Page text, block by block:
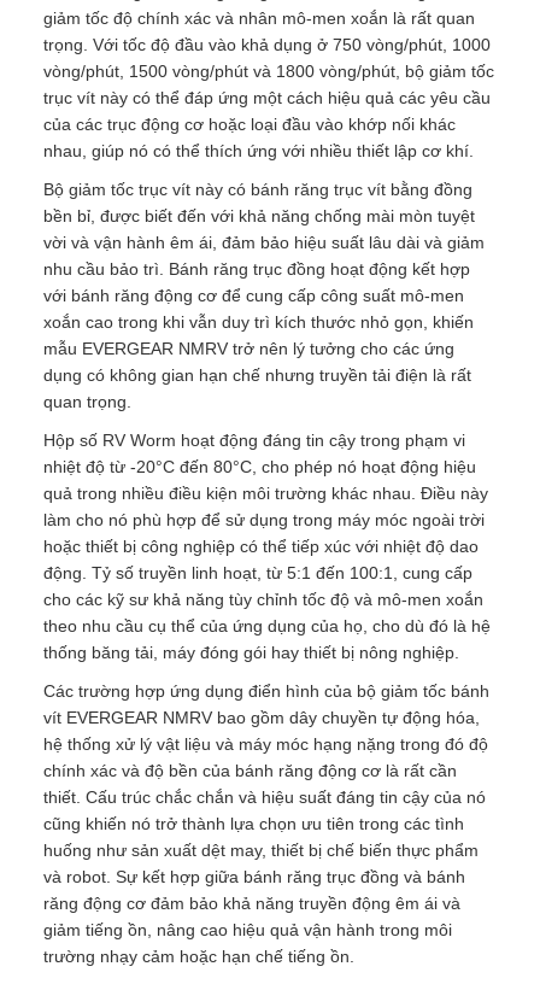
giảm tốc độ chính xác và nhân mô-men xoắn là rất quan
trọng. Với tốc độ đầu vào khả dụng ở 750 vòng/phút, 1000
vòng/phút, 1500 vòng/phút và 1800 vòng/phút, bộ giảm tốc
trục vít này có thể đáp ứng một cách hiệu quả các yêu cầu
của các trục động cơ hoặc loại đầu vào khớp nối khác
nhau, giúp nó có thể thích ứng với nhiều thiết lập cơ khí.
Bộ giảm tốc trục vít này có bánh răng trục vít bằng đồng
bền bỉ, được biết đến với khả năng chống mài mòn tuyệt
vời và vận hành êm ái, đảm bảo hiệu suất lâu dài và giảm
nhu cầu bảo trì. Bánh răng trục đồng hoạt động kết hợp
với bánh răng động cơ để cung cấp công suất mô-men
xoắn cao trong khi vẫn duy trì kích thước nhỏ gọn, khiến
mẫu EVERGEAR NMRV trở nên lý tưởng cho các ứng
dụng có không gian hạn chế nhưng truyền tải điện là rất
quan trọng.
Hộp số RV Worm hoạt động đáng tin cậy trong phạm vi
nhiệt độ từ -20°C đến 80°C, cho phép nó hoạt động hiệu
quả trong nhiều điều kiện môi trường khác nhau. Điều này
làm cho nó phù hợp để sử dụng trong máy móc ngoài trời
hoặc thiết bị công nghiệp có thể tiếp xúc với nhiệt độ dao
động. Tỷ số truyền linh hoạt, từ 5:1 đến 100:1, cung cấp
cho các kỹ sư khả năng tùy chỉnh tốc độ và mô-men xoắn
theo nhu cầu cụ thể của ứng dụng của họ, cho dù đó là hệ
thống băng tải, máy đóng gói hay thiết bị nông nghiệp.
Các trường hợp ứng dụng điển hình của bộ giảm tốc bánh
vít EVERGEAR NMRV bao gồm dây chuyền tự động hóa,
hệ thống xử lý vật liệu và máy móc hạng nặng trong đó độ
chính xác và độ bền của bánh răng động cơ là rất cần
thiết. Cấu trúc chắc chắn và hiệu suất đáng tin cậy của nó
cũng khiến nó trở thành lựa chọn ưu tiên trong các tình
huống như sản xuất dệt may, thiết bị chế biến thực phẩm
và robot. Sự kết hợp giữa bánh răng trục đồng và bánh
răng động cơ đảm bảo khả năng truyền động êm ái và
giảm tiếng ồn, nâng cao hiệu quả vận hành trong môi
trường nhạy cảm hoặc hạn chế tiếng ồn.